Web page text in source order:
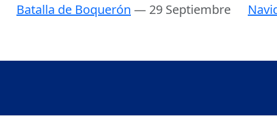
Batalla de Boquerón — 29 Septiembre